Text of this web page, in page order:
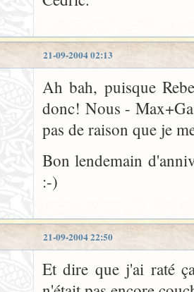
21-09-2004 02:13
Ah bah, puisque
donc! Nous -
pas de raison que je
Bon lendemain
:-)
21-09-2004 22:50
Et dire que j'ai raté